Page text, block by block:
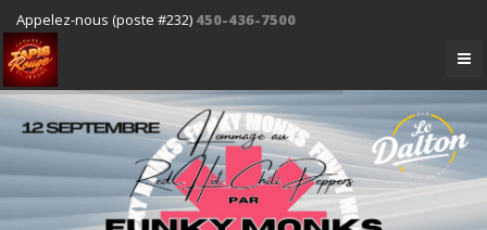
Appelez-nous (poste #232) 450-436-7500